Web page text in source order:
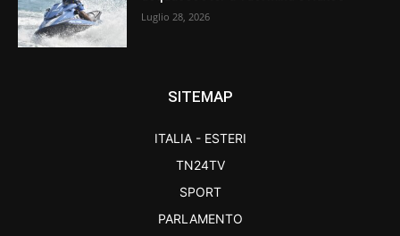
Luglio 28, 2026
SITEMAP
ITALIA - ESTERI
TN24TV
SPORT
PARLAMENTO